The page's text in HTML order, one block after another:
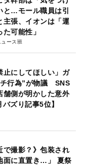
と…モール職員は引
主張、イオンは「運
可能性」
ース班
止にしてほしい」ガ
行為”が物議 SNS
舗側が明かした意外
ズり記事5位】
で撮影？》包装され
面に直置き…」 夏祭